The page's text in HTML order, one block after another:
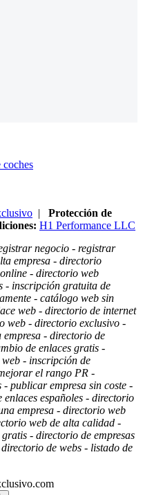
coches
| Protección de
H1 Performance LLC
negocio - registrar
empresa - directorio
- directorio web
- inscripción gratuita de
- catálogo web sin
web - directorio de internet
web - directorio exclusivo -
- directorio de
de enlaces gratis -
- inscripción de
el rango PR -
publicar empresa sin coste -
españoles - directorio
empresa - directorio web
web de alta calidad -
- directorio de empresas
de webs - listado de